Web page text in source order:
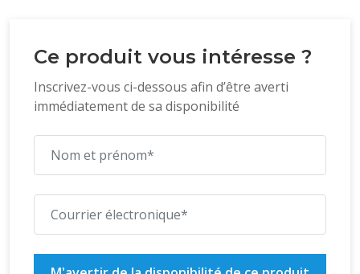
Ce produit vous intéresse ?
Inscrivez-vous ci-dessous afin d’être averti
immédiatement de sa disponibilité